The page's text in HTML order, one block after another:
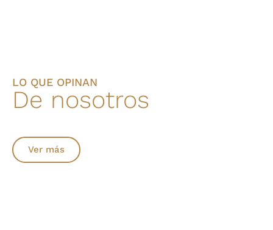
LO QUE OPINAN
De nosotros
Ver más